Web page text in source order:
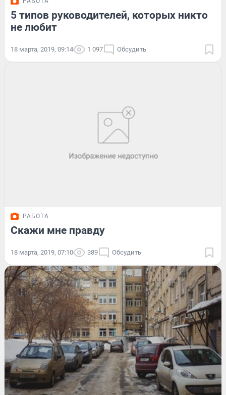
5 типов руководителей, которых никто
не любит
18 марта, 2019, 09:14 1 097 Обсудить
РАБОТА
Скажи мне правду
18 марта, 2019, 07:10 389 Обсудить